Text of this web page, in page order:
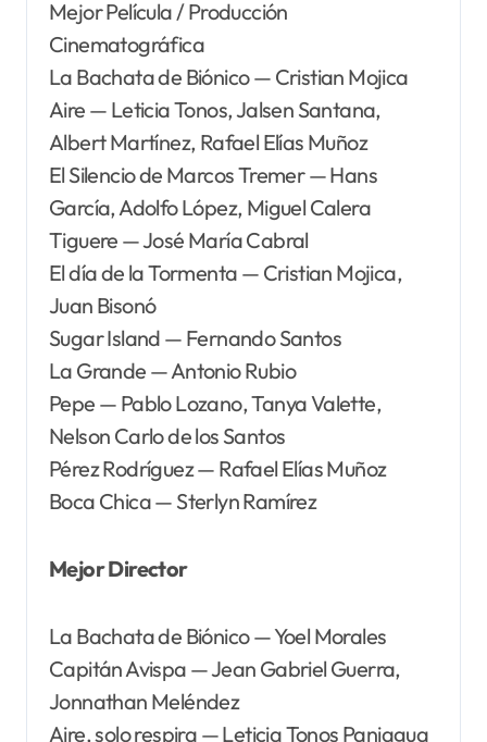
Mejor Película / Producción
Cinematográfica
La Bachata de Biónico — Cristian Mojica
Aire — Leticia Tonos, Jalsen Santana,
Albert Martínez, Rafael Elías Muñoz
El Silencio de Marcos Tremer — Hans
García, Adolfo López, Miguel Calera
Tiguere — José María Cabral
El día de la Tormenta — Cristian Mojica,
Juan Bisonó
Sugar Island — Fernando Santos
La Grande — Antonio Rubio
Pepe — Pablo Lozano, Tanya Valette,
Nelson Carlo de los Santos
Pérez Rodríguez — Rafael Elías Muñoz
Boca Chica — Sterlyn Ramírez
Mejor Director
La Bachata de Biónico — Yoel Morales
Capitán Avispa — Jean Gabriel Guerra,
Jonnathan Meléndez
Aire, solo respira — Leticia Tonos Paniagua